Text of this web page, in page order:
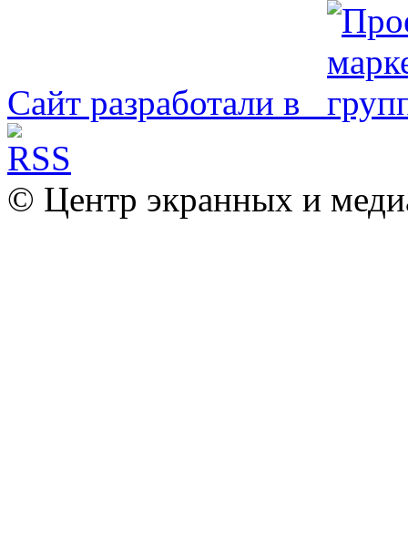
Сайт разработали в
© Центр экранных и